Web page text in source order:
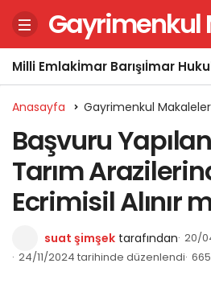
Gayrimenkul
Milli Emlakİmar Barışıİmar
Anasayfa Gayrimenkul
Başvuru
Tarım
Ecrimisil Alınır
suat şimşek tarafından 20/
24/11/2024 tarihinde düzenlendi